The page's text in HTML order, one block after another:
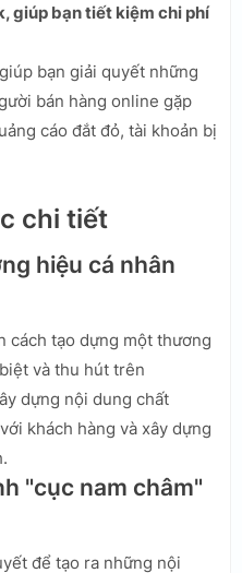
giúp bạn tiết kiệm chi phí
bạn giải quyết những
bán hàng online gặp
cáo đắt đỏ, tài khoản bị
chi tiết
hiệu cá nhân
cách tạo dựng một thương
và thu hút trên
dựng nội dung chất
khách hàng và xây dựng
"cục nam châm"
để tạo ra những nội